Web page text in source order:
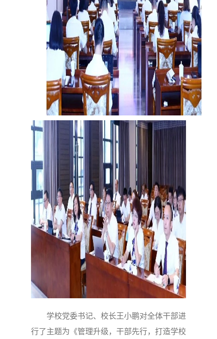
学校党委书记、校长王小鹏对全体干部进
行了主题为《管理升级，干部先行，打造学校